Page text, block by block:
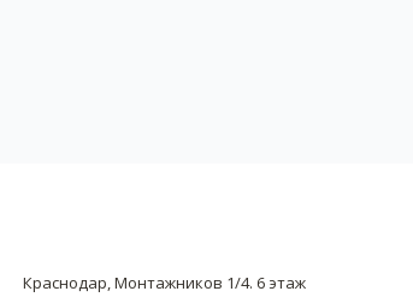
Краснодар, Монтажников 1/4. 6 этаж